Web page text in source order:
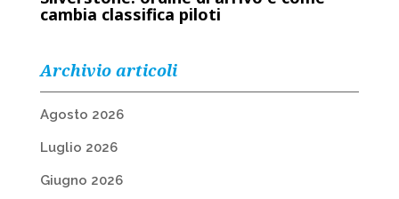
cambia classifica piloti
Archivio articoli
Agosto 2026
Luglio 2026
Giugno 2026